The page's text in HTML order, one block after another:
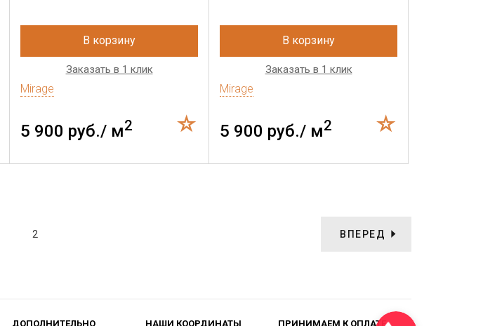
В корзину
Заказать в 1 клик
Mirage
5 900 руб./ м2
В корзину
Заказать в 1 клик
Mirage
5 900 руб./ м2
2 ВПЕРЕД
ДОПОЛНИТЕЛЬНО НАШИ КООРДИНАТЫ ПРИНИМАЕМ К ОПЛАТЕ